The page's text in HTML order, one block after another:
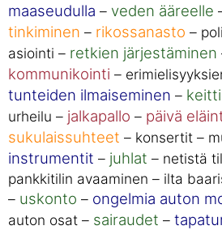
maaseudulla – veden ääreelle
tinkiminen – rikossanasto –
asiointi – retkien järjestäminen
kommunikointi –
tunteiden ilmaiseminen –
urheilu – jalkapallo – päivä
sukulaissuhteet – konsertit –
instrumentit – juhlat – netistä
pankkitilin avaaminen – ilta
– uskonto – ongelmia auton
auton osat – sairaudet –